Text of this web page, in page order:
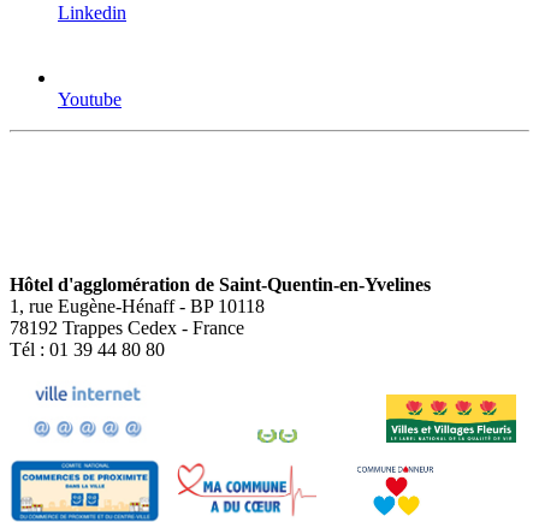
Linkedin
Youtube
Hôtel d'agglomération de Saint-Quentin-en-Yvelines
1, rue Eugène-Hénaff - BP 10118
78192 Trappes Cedex - France
Tél : 01 39 44 80 80